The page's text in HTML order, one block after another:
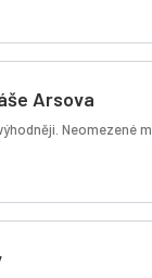
Arsova
Neomezené